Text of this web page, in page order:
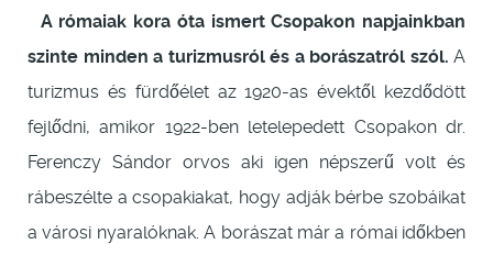
A rómaiak kora óta ismert Csopakon napjainkban
szinte minden a turizmusról és a borászatról szól. A
turizmus és fürdőélet az 1920-as évektől kezdődött
fejlődni, amikor 1922-ben letelepedett Csopakon dr.
Ferenczy Sándor orvos aki igen népszerű volt és
rábeszélte a csopakiakat, hogy adják bérbe szobáikat
a városi nyaralóknak. A borászat már a római időkben